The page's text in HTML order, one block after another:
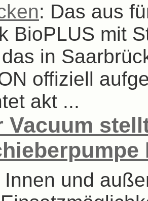
: Das aus
BioPLUS mit
in
offiziell
akt ...
Vacuum
Innen und